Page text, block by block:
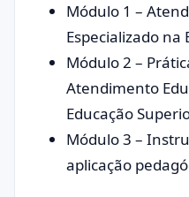
Módulo 1 –
Especializado na
Módulo 2 –
Atendimento
Educação
Módulo 3 –
aplicação